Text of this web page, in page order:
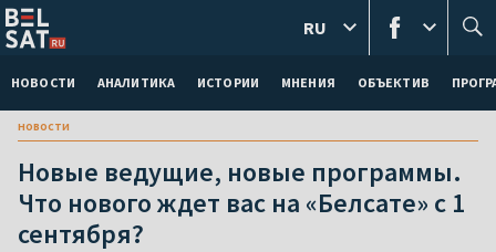
НОВОСТИ АНАЛИТИКА ИСТОРИИ МНЕНИЯ ОБЪЕКТИВ
RU
новости
Новые ведущие, новые программы.
Что нового ждет вас на «Белсате» с 1
сентября?